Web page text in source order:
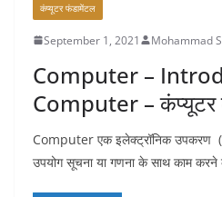
कंप्यूटर फंडामेंटल
September 1, 2021 Mohammad
Computer –
Computer – कंप्यूटर
Computer एक इलेक्ट्रॉनिक उपकरण
उपयोग सूचना या गणना के साथ काम करने